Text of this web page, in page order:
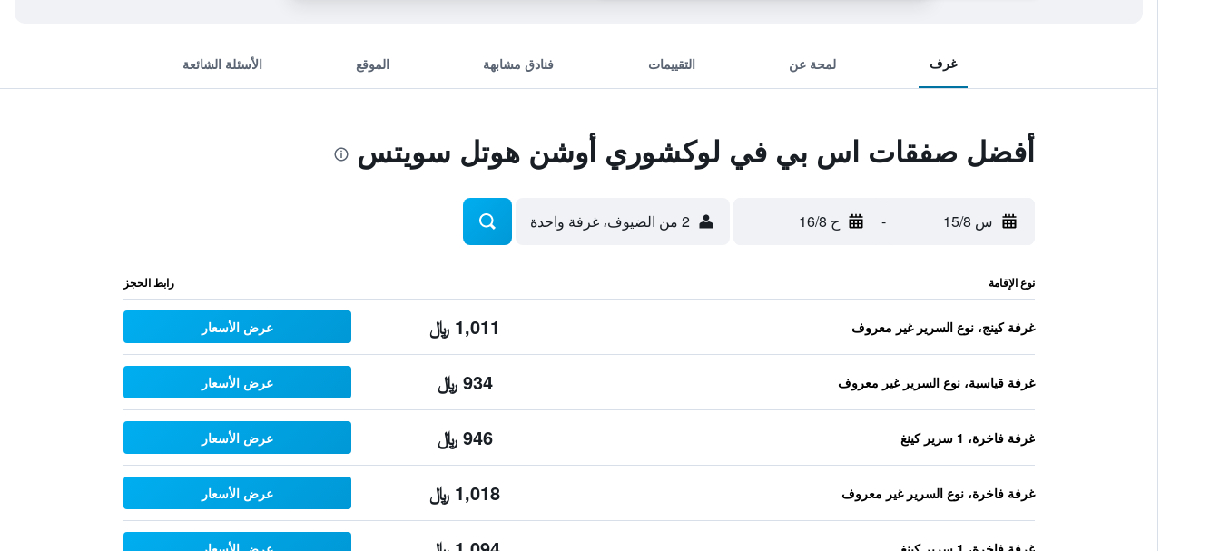
غرف لمحة عن التقييمات فنادق مشابهة الموقع الأسئلة الشائعة
أفضل صفقات اس بي في لوكشوري أوشن هوتل سويتس
س 15/8 - ح 16/8 2 من الضيوف، غرفة واحدة
نوع الإقامة رابط الحجز
غرفة كينج، نوع السرير غير معروف 1,011 ﷼ عرض الأسعار
غرفة قياسية، نوع السرير غير معروف 934 ﷼ عرض الأسعار
غرفة فاخرة، 1 سرير كينغ 946 ﷼ عرض الأسعار
غرفة فاخرة، نوع السرير غير معروف 1,018 ﷼ عرض الأسعار